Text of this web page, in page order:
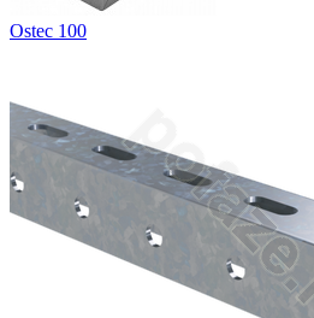
Ostec 100